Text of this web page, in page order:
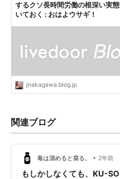
するクソ長時間労働の根深い実
いておく : おはよウサギ！
jnakagawa.blog.jp
関連ブログ
毒は溜めると腐る。 • 2年前
もしかしなくても、KU-SO